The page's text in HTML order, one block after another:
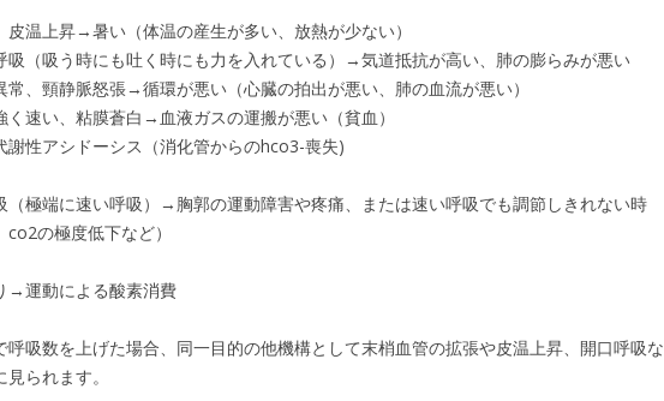
皮温上昇→暑い（体温の産生が多い、放熱が少ない）
吸（吸う時にも吐く時にも力を入れている）→気道抵抗が高い、肺の膨らみが悪い
常、頸静脈怒張→循環が悪い（心臓の拍出が悪い、肺の血流が悪い）
く速い、粘膜蒼白→血液ガスの運搬が悪い（貧血）
謝性アシドーシス（消化管からのhco3-喪失)
（極端に速い呼吸）→胸郭の運動障害や疼痛、または速い呼吸でも調節しきれない時
co2の極度低下など）
→運動による酸素消費
呼吸数を上げた場合、同一目的の他機構として末梢血管の拡張や皮温上昇、開口呼吸な
られます。